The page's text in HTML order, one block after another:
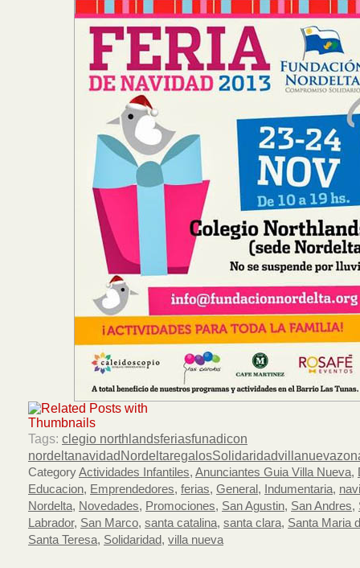
Tags: clegio northlandsferiasfunadicon
nordeltanavidad NordeltaregalosSolidaridadvillanueva
CategoryActividades Infantiles, Anunciantes Guia Villa Nueva,
Educacion, Emprendedores, ferias, General , Indumentaria,
Nordelta, Novedades, Promociones, San Agustin, San Andres,
Labrador, San Marco, santa catalina, santa clara, Santa Maria
Santa Teresa, Solidaridad, villa nueva